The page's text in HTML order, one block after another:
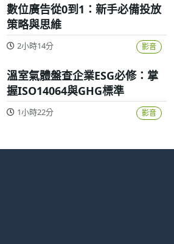
數位廣告從0到1：新手必備投放
策略與思維
2小時14分 影音
溫室氣體盤查企業ESG必修：掌
握ISO14064與GHG標準
1小時22分 影音